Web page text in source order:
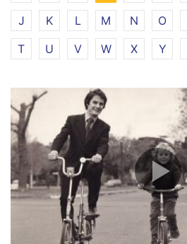
J
K L M N O
T
U V W X Y